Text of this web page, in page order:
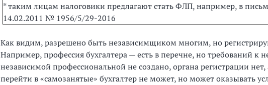
* таким лицам налоговики предлагают стать ФЛП, например, в
14.02.2011 № 1956/5/29-2016
Как видим, разрешено быть независимщиком многим, но
Например, профессия бухгалтера — есть в перечне, но требований к
независимой профессиональной не создано, органа регистрации
перейти в «самозанятые» бухгалтер не может, но может оказывать